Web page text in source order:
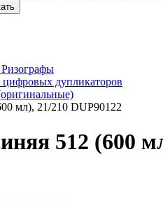
дупликаторов
мл), 21/210 DUP90122
512 (600